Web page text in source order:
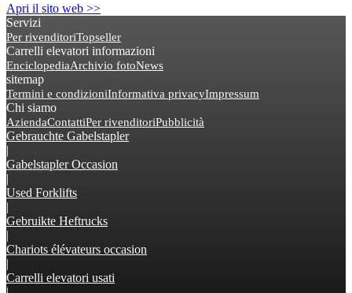
Apri il sito web >>
Servizi
Per rivenditoriTopseller
Carrelli elevatori informazioni
EnciclopediaArchivio fotoNews
sitemap
Termini e condizioniInformativa privacyImpressum
Chi siamo
AziendaContattiPer rivenditoriPubblicità
Gebrauchte Gabelstapler
|
Gabelstapler Occasion
|
Used Forklifts
|
Gebruikte Heftrucks
|
Chariots élévateurs occasion
|
Carrelli elevatori usati